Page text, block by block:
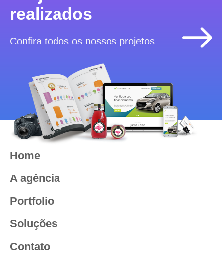
realizados
Confira todos os nossos projetos
Home
A agência
Portfolio
Soluções
Contato